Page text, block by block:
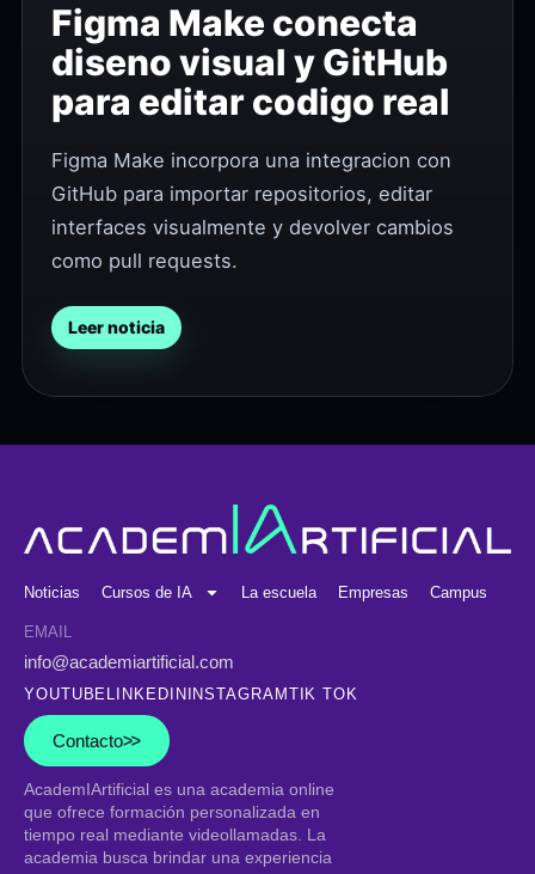
Figma Make conecta
diseno visual y GitHub
para editar codigo real
Figma Make incorpora una integracion con
GitHub para importar repositorios, editar
interfaces visualmente y devolver cambios
como pull requests.
Leer noticia
Noticias Cursos de IA La escuela Empresas Campus
EMAIL
info@academiartificial.com
YOUTUBE LINKEDIN INSTAGRAM TIK TOK
Contacto
AcademIArtificial es una academia online
que ofrece formación personalizada en
tiempo real mediante videollamadas. La
academia busca brindar una experiencia